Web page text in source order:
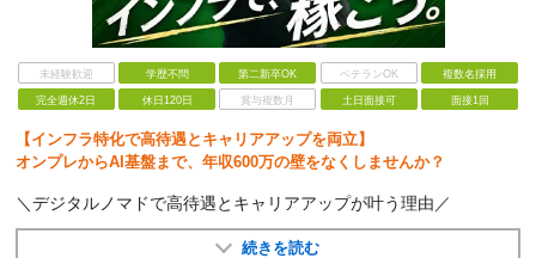
未経験歓迎 学歴不問 第二新卒OK ベテランOK 複数名採用
完全週休2日 休日120日 賞与複数月 土日面接可 面接1回
【インフラ特化で高待遇とキャリアアップを両立】
オンプレからAI基盤まで、年収600万の壁をなくしませんか？
＼デジタルノマドで高待遇とキャリアアップが叶う理由／
続きを読む